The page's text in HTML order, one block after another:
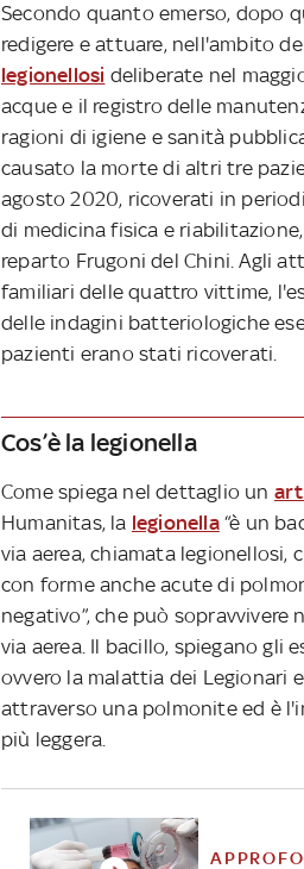
Secondo quanto emerso, dopo
redigere e attuare, nell'ambito
legionellosi deliberate nel
acque e il registro delle
ragioni di igiene e sanità
causato la morte di altri tre
agosto 2020, ricoverati in
di medicina fisica e
reparto Frugoni del Chini. Agli
familiari delle quattro vittime,
delle indagini batteriologiche
pazienti erano stati ricoverati.
Cos’è la legionella
Come spiega nel dettaglio un
Humanitas, la legionella“è un
via aerea, chiamata legionellosi,
con forme anche acute di
negativo”, che può
via aerea. Il bacillo, spiegano
ovvero la malattia dei Legionari
attraverso una polmonite ed è
più leggera.